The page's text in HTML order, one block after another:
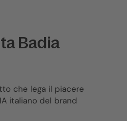
Badia
che lega il piacere
italiano del brand